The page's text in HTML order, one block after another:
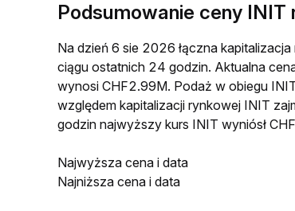
Podsumowanie ceny INIT
Na dzień 6 sie 2026 łączna
ciągu ostatnich 24 godzin. Aktualna
wynosi CHF2.99M. Podaż w obiegu
względem kapitalizacji rynkowej INIT
godzin najwyższy kurs INIT wyniósł
Najwyższa cena i data
Najniższa cena i data